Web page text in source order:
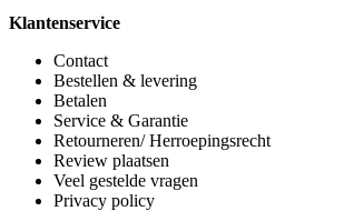
Klantenservice
Contact
Bestellen & levering
Betalen
Service & Garantie
Retourneren/ Herroepingsrecht
Review plaatsen
Veel gestelde vragen
Privacy policy